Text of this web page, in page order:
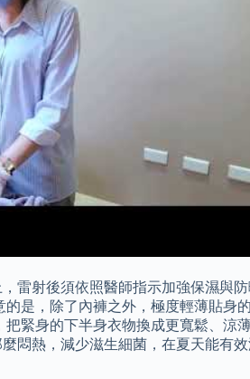
雷射後須依照醫師指示加強保濕與
是，除了內褲之外，極度輕薄貼身
緊身的下半身衣物換成更寬鬆、涼
熱，減少滋生細菌，在夏天能有